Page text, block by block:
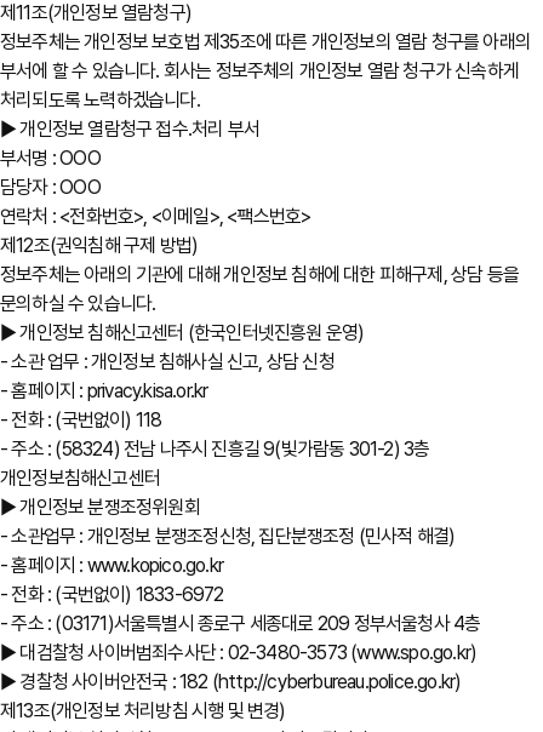
제11조(개인정보 열람청구)
정보주체는 개인정보 보호법 제35조에 따른 개인정보의 열람 청구를 아래의
부서에 할 수 있습니다. 회사는 정보주체의 개인정보 열람 청구가 신속하게
처리되도록 노력하겠습니다.
▶ 개인정보 열람청구 접수․처리 부서
부서명 : OOO
담당자 : OOO
연락처 : <전화번호>, <이메일>, <팩스번호>
제12조(권익침해 구제 방법)
정보주체는 아래의 기관에 대해 개인정보 침해에 대한 피해구제, 상담 등을
문의하실 수 있습니다.
▶ 개인정보 침해신고센터 (한국인터넷진흥원 운영)
- 소관 업무 : 개인정보 침해사실 신고, 상담 신청
- 홈페이지 : privacy.kisa.or.kr
- 전화 : (국번없이) 118
- 주소 : (58324) 전남 나주시 진흥길 9(빛가람동 301-2) 3층
개인정보침해신고센터
▶ 개인정보 분쟁조정위원회
- 소관업무 : 개인정보 분쟁조정신청, 집단분쟁조정 (민사적 해결)
- 홈페이지 : www.kopico.go.kr
- 전화 : (국번없이) 1833-6972
- 주소 : (03171)서울특별시 종로구 세종대로 209 정부서울청사 4층
▶ 대검찰청 사이버범죄수사단 : 02-3480-3573 (www.spo.go.kr)
▶ 경찰청 사이버안전국 : 182 (http://cyberbureau.police.go.kr)
제13조(개인정보 처리방침 시행 및 변경)